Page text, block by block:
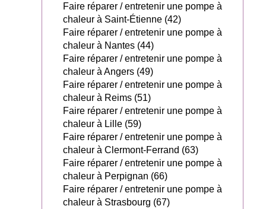
Faire réparer / entretenir une pompe à
chaleur à Saint-Étienne (42)
Faire réparer / entretenir une pompe à
chaleur à Nantes (44)
Faire réparer / entretenir une pompe à
chaleur à Angers (49)
Faire réparer / entretenir une pompe à
chaleur à Reims (51)
Faire réparer / entretenir une pompe à
chaleur à Lille (59)
Faire réparer / entretenir une pompe à
chaleur à Clermont-Ferrand (63)
Faire réparer / entretenir une pompe à
chaleur à Perpignan (66)
Faire réparer / entretenir une pompe à
chaleur à Strasbourg (67)